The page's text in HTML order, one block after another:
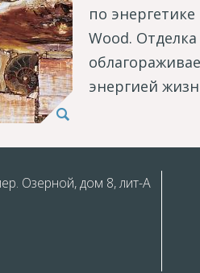
по
Wood.
энергией
Озерной, дом 8, лит-А